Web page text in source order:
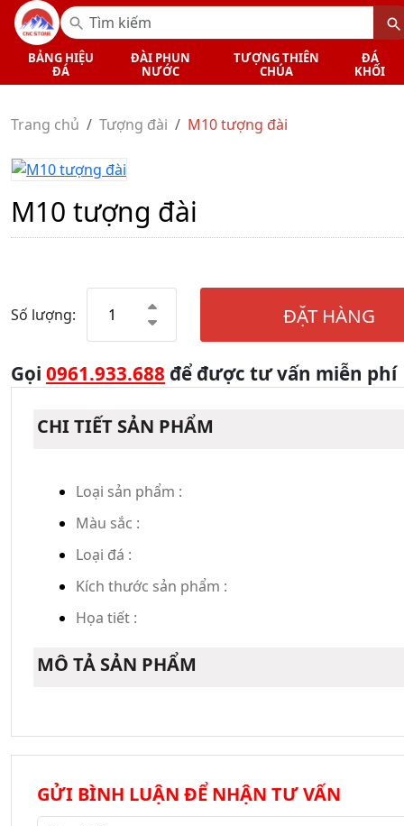
BẢNG HIỆU
ĐÁ
ĐÀI PHUN
NƯỚC
TƯỢNG THIÊN
CHÚA
ĐÁ
KHỐI
Trang chủ Tượng đài M10 tượng đài
M10 tượng đài
Số lượng: ĐẶT HÀNG
Gọi 0961.933.688 để được tư vấn miễn phí
CHI TIẾT SẢN PHẨM
Loại sản phẩm :
Màu sắc :
Loại đá :
Kích thước sản phẩm :
Họa tiết :
MÔ TẢ SẢN PHẨM
GỬI BÌNH LUẬN ĐỂ NHẬN TƯ VẤN